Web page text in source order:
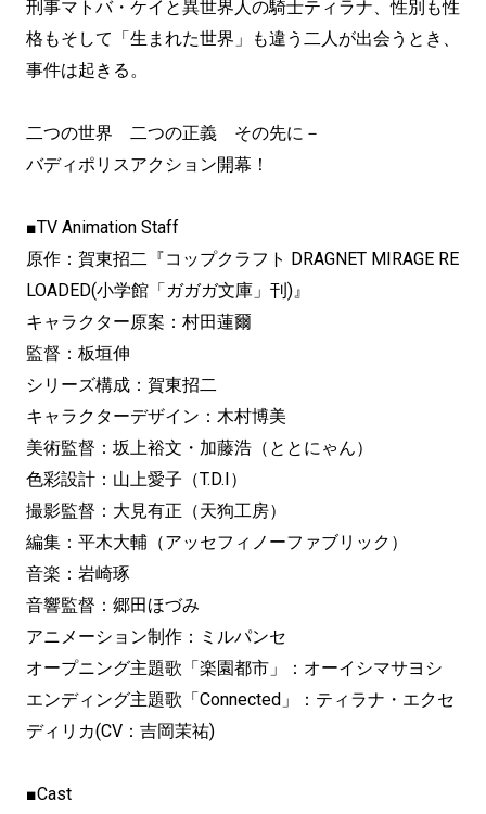
刑事マトバ・ケイと異世界人の騎士ティラナ、性別も性
格もそして「生まれた世界」も違う二人が出会うとき、
事件は起きる。
二つの世界 二つの正義 その先に－
バディポリスアクション開幕！
■TV Animation Staff
原作：賀東招二『コップクラフト DRAGNET MIRAGE RE
LOADED(小学館「ガガガ文庫」刊)』
キャラクター原案：村田蓮爾
監督：板垣伸
シリーズ構成：賀東招二
キャラクターデザイン：木村博美
美術監督：坂上裕文・加藤浩（ととにゃん）
色彩設計：山上愛子（T.D.I）
撮影監督：大見有正（天狗工房）
編集：平木大輔（アッセフィノーファブリック）
音楽：岩崎琢
音響監督：郷田ほづみ
アニメーション制作：ミルパンセ
オープニング主題歌「楽園都市」：オーイシマサヨシ
エンディング主題歌「Connected」：ティラナ・エクセ
ディリカ(CV：吉岡茉祐)
■Cast